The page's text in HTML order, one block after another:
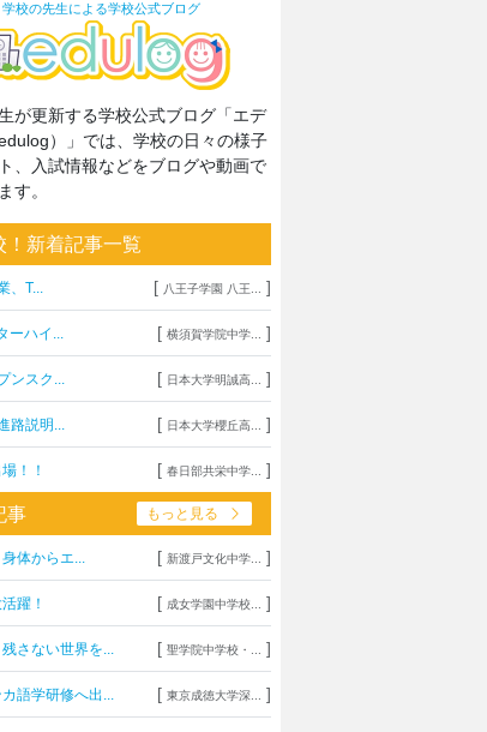
学校の先生による学校公式ブログ
が更新する学校公式ブログ「エデ
）」では、学校の日々の様子
、入試情報などをブログや動画で
す。
！新着記事一覧
T... [ 八王子学園 八王... ]
ーハイ... [ 横須賀学院中学... ]
ンスク... [ 日本大学明誠高... ]
路説明... [ 日本大学櫻丘高... ]
！！ [ 春日部共栄中学... ]
事 もっと見る
体からエ... [ 新渡戸文化中学... ]
躍！ [ 成女学園中学校... ]
さない世界を... [ 聖学院中学校・... ]
語学研修へ出... [ 東京成徳大学深... ]